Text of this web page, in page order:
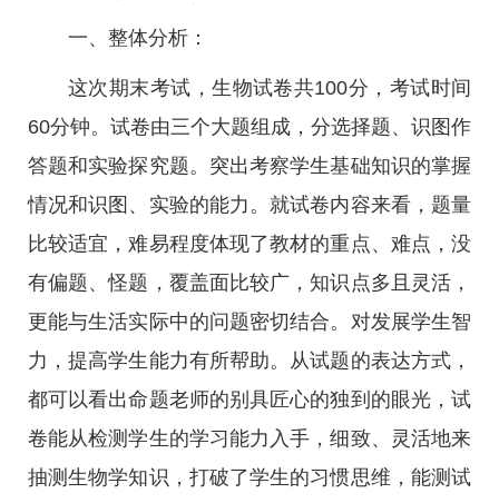
一、整体分析：
这次期末考试，生物试卷共100分，考试时间
60分钟。试卷由三个大题组成，分选择题、识图作
答题和实验探究题。突出考察学生基础知识的掌握
情况和识图、实验的能力。就试卷内容来看，题量
比较适宜，难易程度体现了教材的重点、难点，没
有偏题、怪题，覆盖面比较广，知识点多且灵活，
更能与生活实际中的问题密切结合。对发展学生智
力，提高学生能力有所帮助。从试题的表达方式，
都可以看出命题老师的别具匠心的独到的眼光，试
卷能从检测学生的学习能力入手，细致、灵活地来
抽测生物学知识，打破了学生的习惯思维，能测试